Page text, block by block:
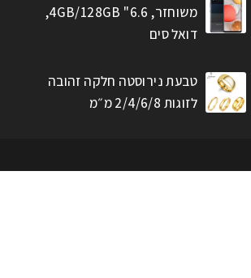
משוחזר, 6.6" 4GB/128GB,
דואל סים
טבעת נירוסטה חלקה זהובה
לזוגות 2/4/6/8 מ״מ